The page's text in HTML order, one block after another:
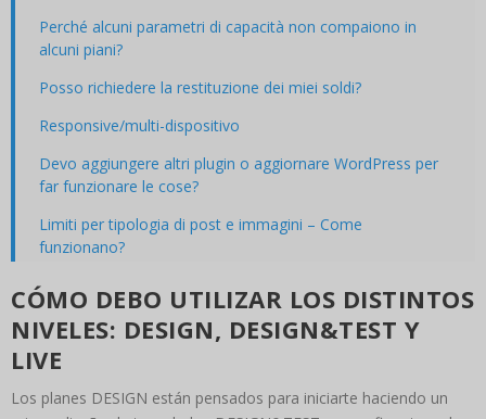
Perché alcuni parametri di capacità non compaiono in
alcuni piani?
Posso richiedere la restituzione dei miei soldi?
Responsive/multi-dispositivo
Devo aggiungere altri plugin o aggiornare WordPress per
far funzionare le cose?
Limiti per tipologia di post e immagini – Come
funzionano?
Hai altre domande? - Chiedici
CÓMO DEBO UTILIZAR LOS DISTINTOS
NIVELES: DESIGN, DESIGN&TEST Y
LIVE
Los planes DESIGN están pensados para iniciarte haciendo un